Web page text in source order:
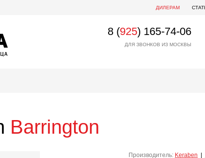
ДИЛЕРАМ
8 (925) 165-74-06
ДЛЯ ЗВОНКОВ ИЗ МОСКВЫ
Barrington
Производитель: Keraben